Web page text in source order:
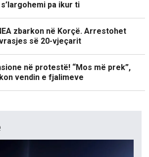
pa ikur ti
zbarkon në Korçë. Arrestohet
së 20-vjeçarit
në protestë! “Mos më prek”,
vendin e fjalimeve